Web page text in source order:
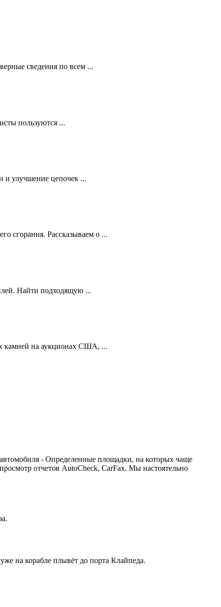
сведения по всем ...
пользуются ...
и улучшение цепочек ...
сгорания. Рассказываем о ...
Найти подходящую ...
камней на аукционах США, ...
- Определенные площадки, на которых чаще
отчетов AutoCheck, CarFax. Мы настоятельно
на корабле плывёт до порта Клайпеда.